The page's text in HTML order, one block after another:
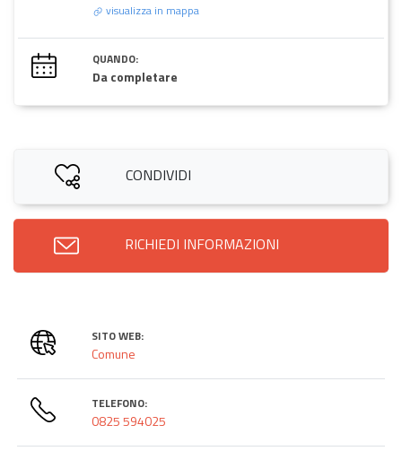
visualizza in mappa
QUANDO:
Da completare
CONDIVIDI
RICHIEDI INFORMAZIONI
SITO WEB:
Comune
TELEFONO:
0825 594025